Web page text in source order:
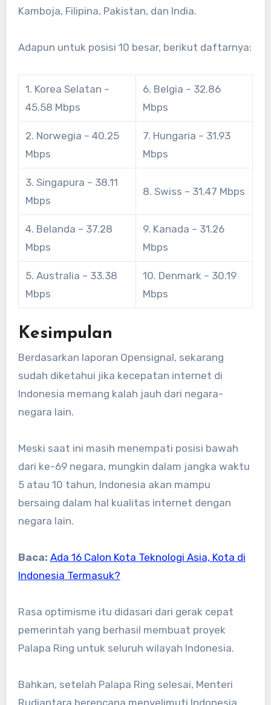
Kamboja, Filipina, Pakistan, dan India.
Adapun untuk posisi 10 besar, berikut daftarnya:
1. Korea Selatan –
45.58 Mbps
6. Belgia – 32.86
Mbps
2. Norwegia – 40.25
Mbps
7. Hungaria – 31.93
Mbps
3. Singapura – 38.11
Mbps
8. Swiss – 31.47 Mbps
4. Belanda – 37.28
Mbps
9. Kanada – 31.26
Mbps
5. Australia – 33.38
Mbps
10. Denmark – 30.19
Mbps
Kesimpulan
Berdasarkan laporan Opensignal, sekarang
sudah diketahui jika kecepatan internet di
Indonesia memang kalah jauh dari negara-
negara lain.
Meski saat ini masih menempati posisi bawah
dari ke-69 negara, mungkin dalam jangka waktu
5 atau 10 tahun, Indonesia akan mampu
bersaing dalam hal kualitas internet dengan
negara lain.
Baca: Ada 16 Calon Kota Teknologi Asia, Kota di
Indonesia Termasuk?
Rasa optimisme itu didasari dari gerak cepat
pemerintah yang berhasil membuat proyek
Palapa Ring untuk seluruh wilayah Indonesia.
Bahkan, setelah Palapa Ring selesai, Menteri